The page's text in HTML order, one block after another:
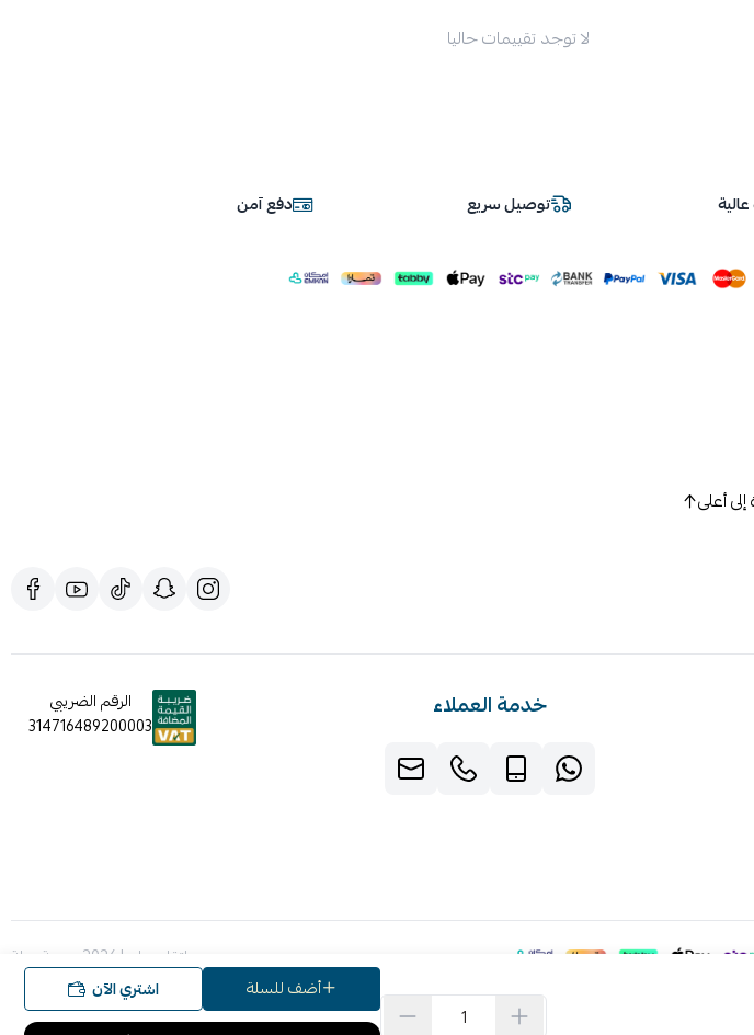
أضف للسلة اشتري الآن
لا توجد تقييمات حاليا
توصيل سريع دفع آمن
أعلى
خدمة العملاء
الرقم الضريبي
314716489200003
صنع بإتقان على | 2026 منصة سلة